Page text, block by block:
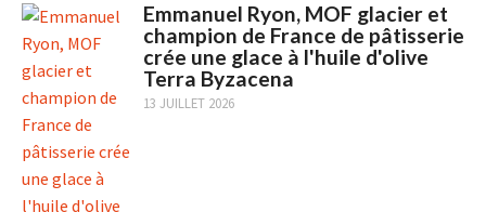
Emmanuel Ryon, MOF glacier et
champion de France de pâtisserie
crée une glace à l'huile d'olive
Terra Byzacena
13 JUILLET 2026